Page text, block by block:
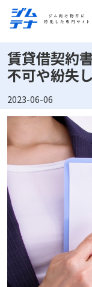
賃貸借契約
不可や紛失
2023-06-06